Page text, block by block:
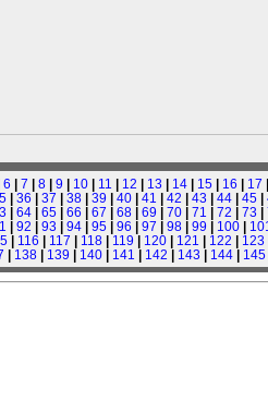
6 | 7 | 8 | 9 | 10 | 11 | 12 | 13 | 14 | 15 | 16 | 17
| 36 | 37 | 38 | 39 | 40 | 41 | 42 | 43 | 44 | 45 |
| 64 | 65 | 66 | 67 | 68 | 69 | 70 | 71 | 72 | 73 |
| 92 | 93 | 94 | 95 | 96 | 97 | 98 | 99 | 100 |
| 116 | 117 | 118 | 119 | 120 | 121 | 122 | 123
| 138 | 139 | 140 | 141 | 142 | 143 | 144 | 145